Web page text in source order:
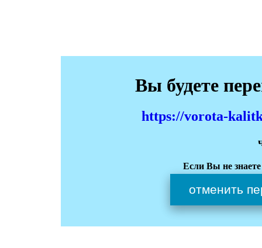
Вы будете
https://vorota-
Если Вы не
отменить